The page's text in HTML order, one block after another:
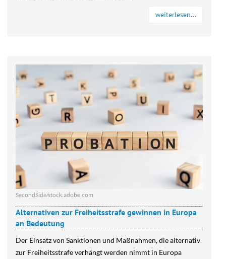
weiterlesen...
SecondSide/stock.adobe.com
Alternativen zur Freiheitsstrafe gewinnen in Europa
an Bedeutung
Der Einsatz von Sanktionen und Maßnahmen, die alternativ
zur Freiheitsstrafe verhängt werden nimmt in Europa